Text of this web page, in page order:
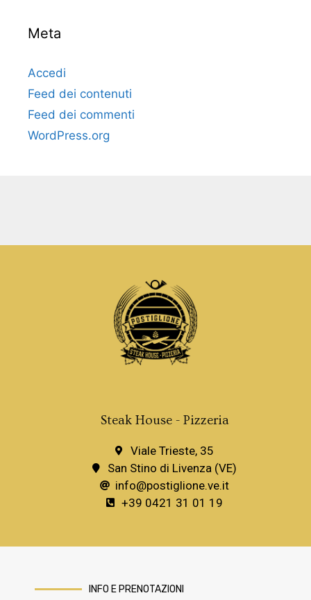
Meta
Accedi
Feed dei contenuti
Feed dei commenti
WordPress.org
Steak House - Pizzeria
Viale Trieste, 35
San Stino di Livenza (VE)
info@postiglione.ve.it
+39 0421 31 01 19
INFO E PRENOTAZIONI